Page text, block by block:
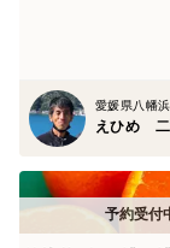
愛媛県八幡
えひめ 二